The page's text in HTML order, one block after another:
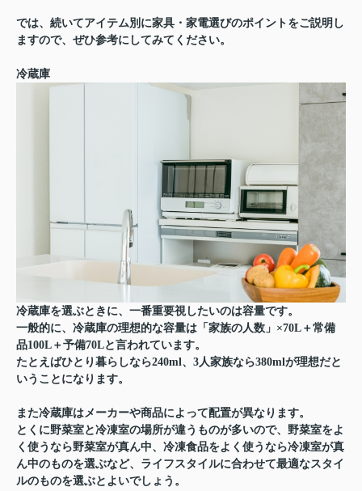
では、続いてアイテム別に家具・家電選びのポイントをご説明し
ますので、ぜひ参考にしてみてください。
冷蔵庫
冷蔵庫を選ぶときに、一番重要視したいのは容量です。
一般的に、冷蔵庫の理想的な容量は 「家族の人数」×70L＋常備
品100L＋予備70Lと言われています。
たとえばひとり暮らしなら240ml、3人家族なら380mlが理想だと
いうことになります。
また冷蔵庫はメーカーや商品によって配置が異なります。
とくに野菜室と冷凍室の場所が違うものが多いので、野菜室をよ
く使うなら野菜室が真ん中、冷凍食品をよく使うなら冷凍室が真
ん中のものを選ぶなど、ライフスタイルに合わせて最適なスタイ
ルのものを選ぶとよいでしょう。